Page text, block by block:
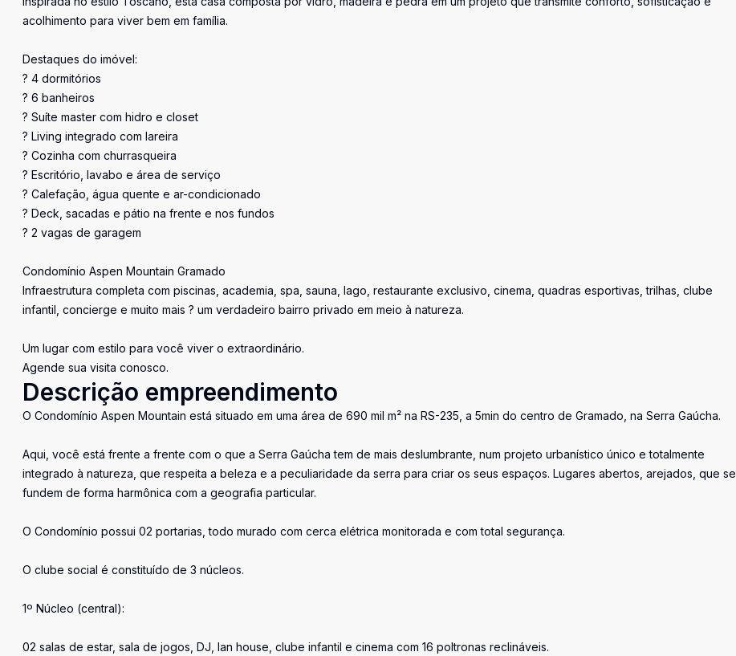
acolhimento para viver bem em família.
Destaques do imóvel:
? 4 dormitórios
? 6 banheiros
? Suíte master com hidro e closet
? Living integrado com lareira
? Cozinha com churrasqueira
? Escritório, lavabo e área de serviço
? Calefação, água quente e ar-condicionado
? Deck, sacadas e pátio na frente e nos fundos
? 2 vagas de garagem
Condomínio Aspen Mountain Gramado
Infraestrutura completa com piscinas, academia, spa, sauna, lago, restaurante exclusivo, cinema, quadras esportivas, trilhas, clube
infantil, concierge e muito mais ? um verdadeiro bairro privado em meio à natureza.
Um lugar com estilo para você viver o extraordinário.
Agende sua visita conosco.
Descrição empreendimento
O Condomínio Aspen Mountain está situado em uma área de 690 mil m² na RS-235, a 5min do centro de Gramado, na Serra Gaúcha.
Aqui, você está frente a frente com o que a Serra Gaúcha tem de mais deslumbrante, num projeto urbanístico único e totalmente
integrado à natureza, que respeita a beleza e a peculiaridade da serra para criar os seus espaços. Lugares abertos, arejados, que se
fundem de forma harmônica com a geografia particular.
O Condomínio possui 02 portarias, todo murado com cerca elétrica monitorada e com total segurança.
O clube social é constituído de 3 núcleos.
1º Núcleo (central):
02 salas de estar, sala de jogos, DJ, lan house, clube infantil e cinema com 16 poltronas reclináveis.